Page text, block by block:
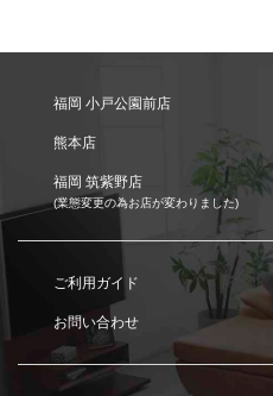
福岡 小戸公園前店
熊本店
福岡 筑紫野店
(業態変更の為お店が変わりました)
ご利用ガイド
お問い合わせ